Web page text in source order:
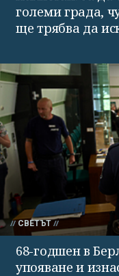
големи града,
ще трябва да
СВЕТЪТ
68-годшен в
упояване и